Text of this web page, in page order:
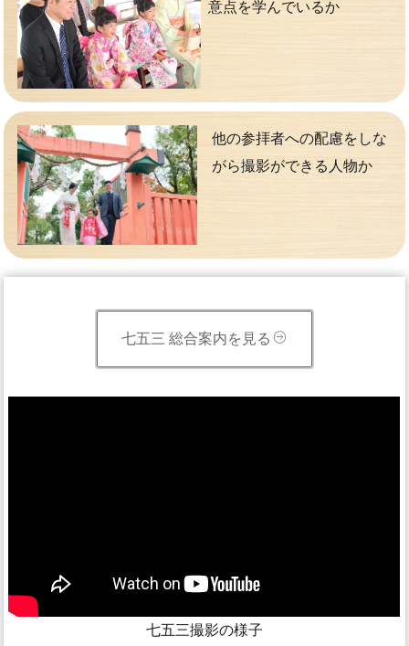
意点を学んでいるか
他の参拝者への配慮をしな
がら撮影ができる人物か
七五三 総合案内を見る
七五三撮影の様子